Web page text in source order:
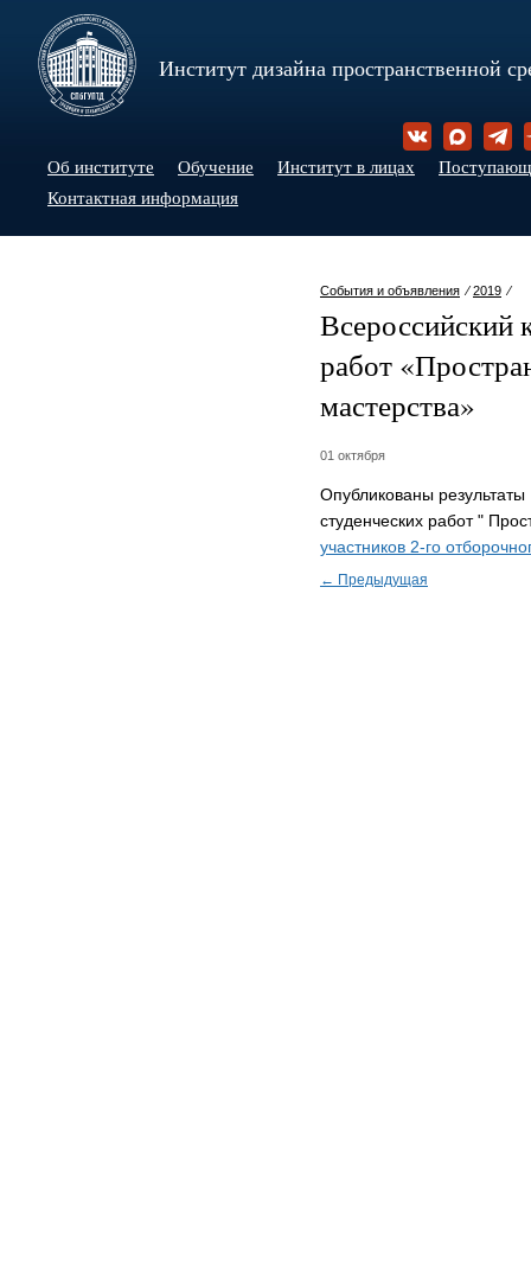
Институт дизайна пространственной
Об институте Обучение Институт в лицах
Контактная информация
События и объявления ⁄2019 ⁄
Всероссийский
работ
мастерства»
01 октября
Опубликованы результаты
студенческих работ "
участников 2-го
← Предыдущая